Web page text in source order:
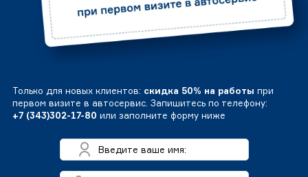
Только для новых клиентов: скидка 50% на работы при
первом визите в автосервис. Запишитесь по телефону:
+7 (343)302-17-80 или заполните форму ниже